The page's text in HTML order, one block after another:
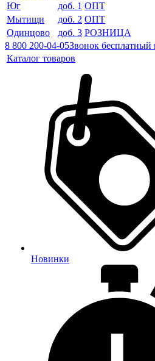
Юг
доб. 1 ОПТ
Мытищи
доб. 2 ОПТ
Одинцово
доб. 3 РОЗНИЦА
8 800 200-04-05Звонок бесплатный
Каталог товаров
Новинки